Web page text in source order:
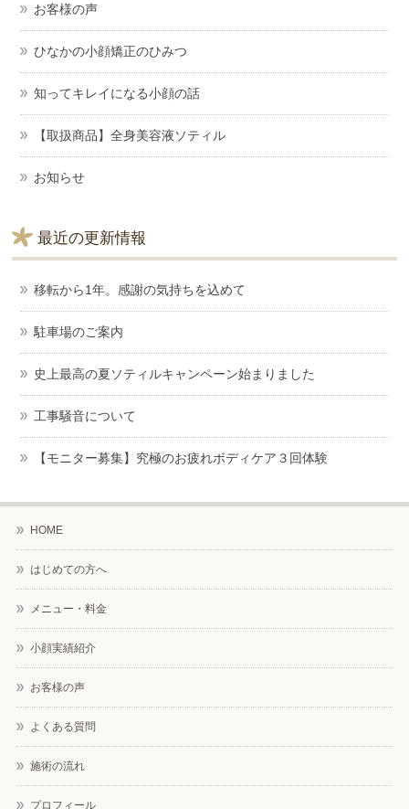
お客様の声
ひなかの小顔矯正のひみつ
知ってキレイになる小顔の話
【取扱商品】全身美容液ソティル
お知らせ
最近の更新情報
移転から1年。感謝の気持ちを込めて
駐車場のご案内
史上最高の夏ソティルキャンペーン始まりました
工事騒音について
【モニター募集】究極のお疲れボディケア３回体験
HOME
はじめての方へ
メニュー・料金
小顔実績紹介
お客様の声
よくある質問
施術の流れ
プロフィール